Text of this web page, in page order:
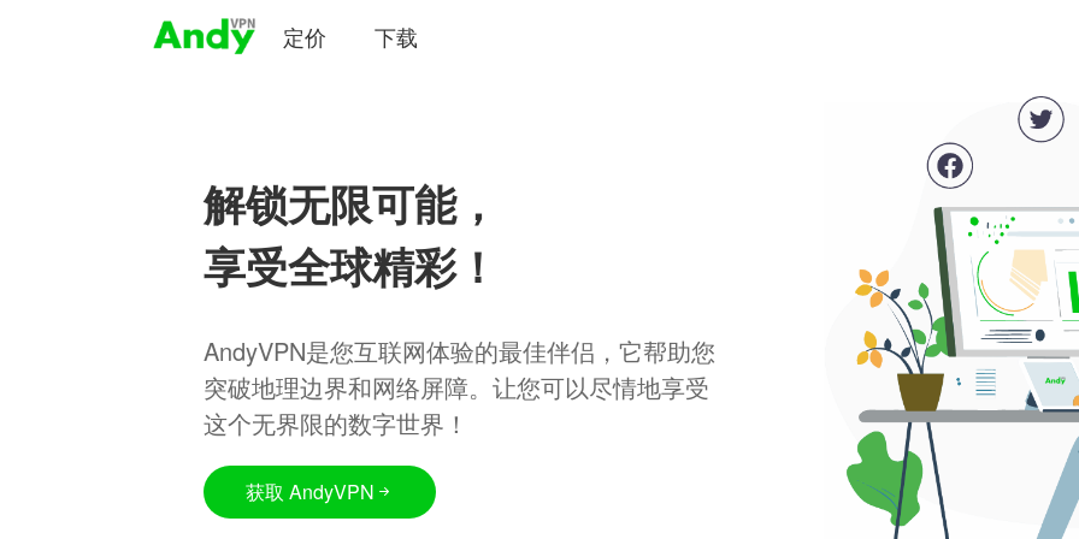
定价 下载
解锁无限可能，
享受全球精彩！
AndyVPN是您互联网体验的最佳伴侣，它帮助您
突破地理边界和网络屏障。让您可以尽情地享受
这个无界限的数字世界！
获取 AndyVPN